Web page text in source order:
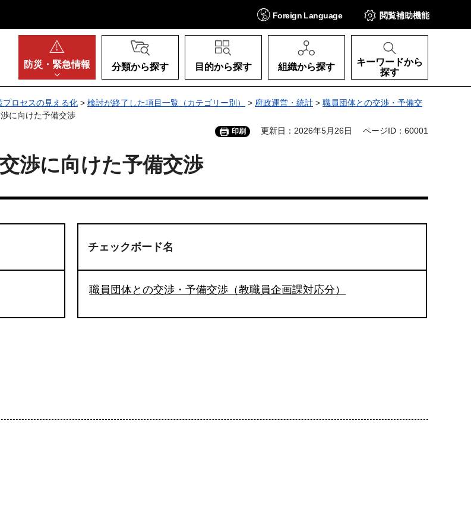
Foreign Language 閲覧補助機能
防災・ 緊急情報 分類から探す 目的から探す 組織から探す
キーワードから
探す
プロセスの見える化 > 検討が終了した項目一覧（カテゴリー別） > 府政運営・統計 > 職員団体との交渉・予備交
に向けた予備交渉
印刷 更新日：2026年5月26日 ページID：60001
渉に向けた予備交渉
チェックボード名
職員団体との交渉・予備交渉（教職員企画課対応分）